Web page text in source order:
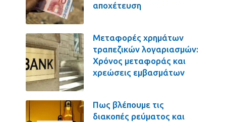
αποχέτευση
Μεταφορές χρημάτων
τραπεζικών λογαριασμών:
Χρόνος μεταφοράς και
χρεώσεις εμβασμάτων
Πως βλέπουμε τις
διακοπές ρεύματος και